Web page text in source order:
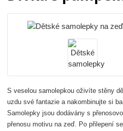
S veselou samolepkou oživíte stěny
uzdu své fantazie a nakombinujte si
Samolepky jsou dodávány s
přenosu motivu na zeď. Po přilepení